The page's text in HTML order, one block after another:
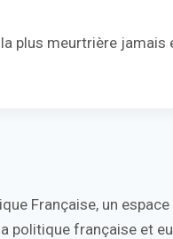
plus meurtrière jamais
Française, un
politique française et